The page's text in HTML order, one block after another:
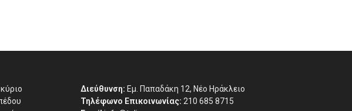
Διεύθυνση: Εμ. Παπαδάκη 12, Νέο Ηράκλειο
Τηλέφωνο Επικοινωνίας: 210 685 8715